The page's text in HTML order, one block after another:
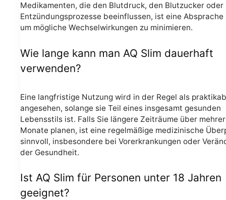
Medikamenten, die den Blutdruck, den Blutzucker oder
Entzündungsprozesse beeinflussen, ist eine Absprache
um mögliche Wechselwirkungen zu minimieren.
Wie lange kann man AQ Slim dauerhaft
verwenden?
Eine langfristige Nutzung wird in der Regel als
angesehen, solange sie Teil eines insgesamt gesunden
Lebensstils ist. Falls Sie längere Zeiträume über
Monate planen, ist eine regelmäßige medizinische
sinnvoll, insbesondere bei Vorerkrankungen oder
der Gesundheit.
Ist AQ Slim für Personen unter 18 Jahren
geeignet?